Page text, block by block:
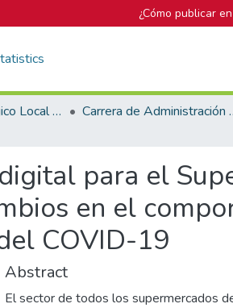
¿Cómo publicar
Campus Tecnológico Local San José Carrera de
para el
en el
COVID-19
Abstract
El sector de todos los supermercados